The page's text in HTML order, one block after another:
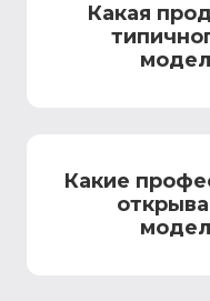
Какая
Какие